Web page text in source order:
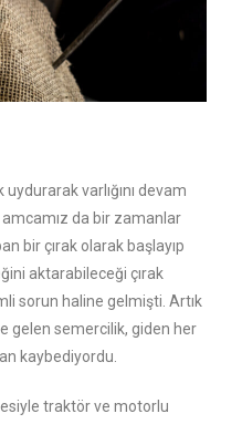
varlığını devam
da bir zamanlar
bir çırak olarak başlayıp
aktarabileceği çırak
sorun haline gelmişti. Artık
gelen semercilik, giden her
kaybediyordu.
traktör ve motorlu